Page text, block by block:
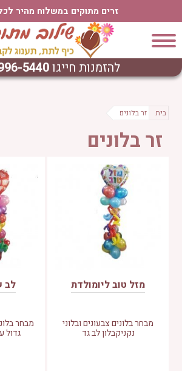
זרים מתוקים במשלוח מהיר
להזמנות חייגו5440
בית זר בלונים
זר בלונים
מזל טוב ליומולדת
מבחר בלונים צבעונים ובלוני
נקניקבלון לב גד
לב
מבחר
גדול